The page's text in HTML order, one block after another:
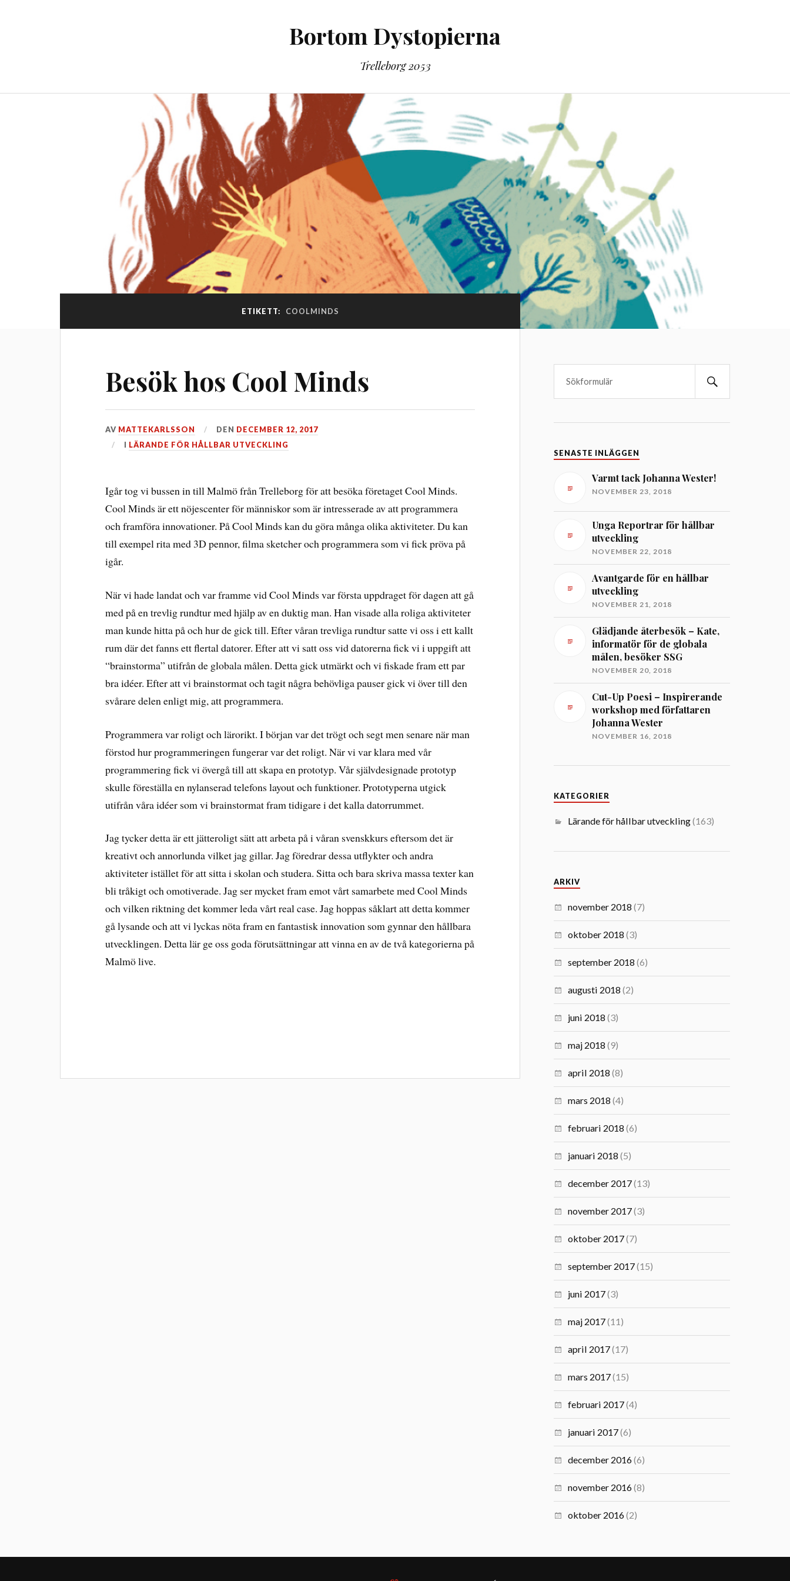
Bortom Dystopierna
Trelleborg 2053
ETIKETT: COOLMINDS
Besök hos Cool Minds
AV MATTEKARLSSON DEN DECEMBER 12, 2017
I LÄRANDE FÖR HÅLLBAR UTVECKLING
Igår tog vi bussen in till Malmö från Trelleborg för att besöka företaget Cool Minds.
Cool Minds är ett nöjescenter för människor som är intresserade av att programmera
och framföra innovationer. På Cool Minds kan du göra många olika aktiviteter. Du kan
till exempel rita med 3D pennor, filma sketcher och programmera som vi fick pröva på
igår.
När vi hade landat och var framme vid Cool Minds var första uppdraget för dagen att gå
med på en trevlig rundtur med hjälp av en duktig man. Han visade alla roliga aktiviteter
man kunde hitta på och hur de gick till. Efter våran trevliga rundtur satte vi oss i ett kallt
rum där det fanns ett flertal datorer. Efter att vi satt oss vid datorerna fick vi i uppgift att
“brainstorma” utifrån de globala målen. Detta gick utmärkt och vi fiskade fram ett par
bra idéer. Efter att vi brainstormat och tagit några behövliga pauser gick vi över till den
svårare delen enligt mig, att programmera.
Programmera var roligt och lärorikt. I början var det trögt och segt men senare när man
förstod hur programmeringen fungerar var det roligt. När vi var klara med vår
programmering fick vi övergå till att skapa en prototyp. Vår självdesignade prototyp
skulle föreställa en nylanserad telefons layout och funktioner. Prototyperna utgick
utifrån våra idéer som vi brainstormat fram tidigare i det kalla datorrummet.
Jag tycker detta är ett jätteroligt sätt att arbeta på i våran svenskkurs eftersom det är
kreativt och annorlunda vilket jag gillar. Jag föredrar dessa utflykter och andra
aktiviteter istället för att sitta i skolan och studera. Sitta och bara skriva massa texter kan
bli tråkigt och omotiverade.Jag ser mycket fram emot vårt samarbete med Cool Minds
och vilken riktning det kommer leda vårt real case. Jag hoppas såklart att detta kommer
gå lysande och att vi lyckas nöta fram en fantastisk innovation som gynnar den hållbara
utvecklingen. Detta lär ge oss goda förutsättningar att vinna en av de två kategorierna på
Malmö live.
SENASTE INLÄGGEN
Varmt tack Johanna Wester!
NOVEMBER 23, 2018
Unga Reportrar för hållbar
utveckling
NOVEMBER 22, 2018
Avantgarde för en hållbar
utveckling
NOVEMBER 21, 2018
Glädjande återbesök – Kate,
informatör för de globala
målen, besöker SSG
NOVEMBER 20, 2018
Cut-Up Poesi – Inspirerande
workshop med författaren
Johanna Wester
NOVEMBER 16, 2018
KATEGORIER
Lärande för hållbar utveckling(163)
ARKIV
november 2018 (7)
oktober 2018 (3)
september 2018 (6)
augusti 2018 (2)
juni 2018 (3)
maj 2018 (9)
april 2018 (8)
mars 2018 (4)
februari 2018 (6)
januari 2018 (5)
december 2017(13)
november 2017(3)
oktober 2017(7)
september 2017(15)
juni 2017(3)
maj 2017(11)
april 2017(17)
mars 2017(15)
februari 2017(4)
januari 2017(6)
december 2016(6)
november 2016(8)
oktober 2016(2)